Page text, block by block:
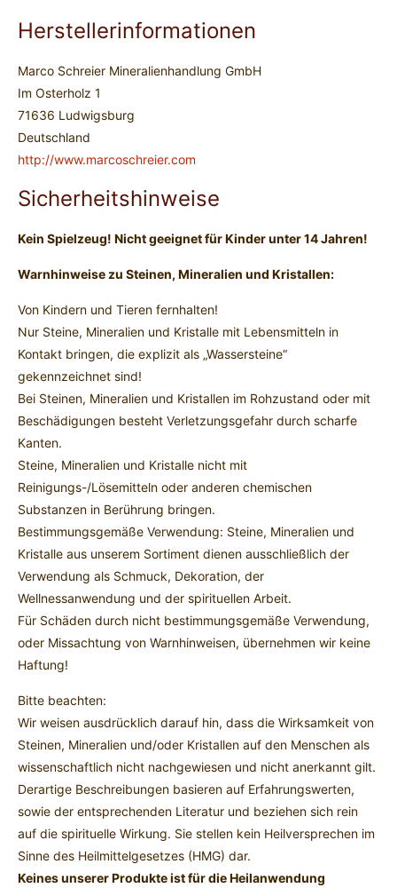
Herstellerinformationen
Marco Schreier Mineralienhandlung GmbH
Im Osterholz 1
71636 Ludwigsburg
Deutschland
http://www.marcoschreier.com
Sicherheitshinweise
Kein Spielzeug! Nicht geeignet für Kinder unter 14 Jahren!
Warnhinweise zu Steinen, Mineralien und Kristallen:
Von Kindern und Tieren fernhalten!
Nur Steine, Mineralien und Kristalle mit Lebensmitteln in
Kontakt bringen, die explizit als „Wassersteine“
gekennzeichnet sind!
Bei Steinen, Mineralien und Kristallen im Rohzustand oder mit
Beschädigungen besteht Verletzungsgefahr durch scharfe
Kanten.
Steine, Mineralien und Kristalle nicht mit
Reinigungs-/Lösemitteln oder anderen chemischen
Substanzen in Berührung bringen.
Bestimmungsgemäße Verwendung: Steine, Mineralien und
Kristalle aus unserem Sortiment dienen ausschließlich der
Verwendung als Schmuck, Dekoration, der
Wellnessanwendung und der spirituellen Arbeit.
Für Schäden durch nicht bestimmungsgemäße Verwendung,
oder Missachtung von Warnhinweisen, übernehmen wir keine
Haftung!
Bitte beachten:
Wir weisen ausdrücklich darauf hin, dass die Wirksamkeit von
Steinen, Mineralien und/oder Kristallen auf den Menschen als
wissenschaftlich nicht nachgewiesen und nicht anerkannt gilt.
Derartige Beschreibungen basieren auf Erfahrungswerten,
sowie der entsprechenden Literatur und beziehen sich rein
auf die spirituelle Wirkung. Sie stellen kein Heilversprechen im
Sinne des Heilmittelgesetzes (HMG) dar.
Keines unserer Produkte ist für die Heilanwendung